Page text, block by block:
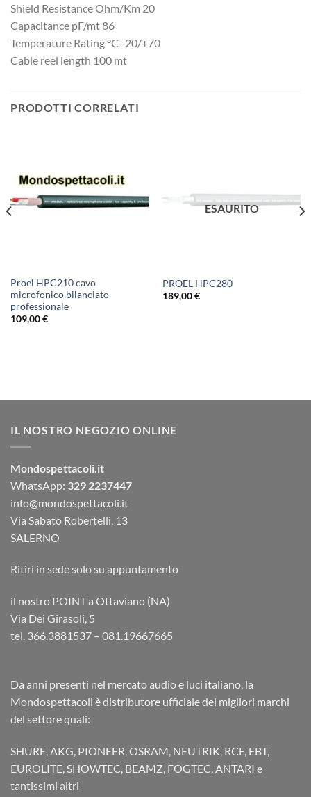
Shield Resistance Ohm/Km 20
Capacitance pF/mt 86
Temperature Rating °C -20/+70
Cable reel length 100 mt
PRODOTTI CORRELATI
Proel HPC210 cavo
microfonico bilanciato
professionale
109,00€
ESAURITO
PROEL HPC280
189,00€
IL NOSTRO NEGOZIO ONLINE
Mondospettacoli.it
WhatsApp: 329 2237447
info@mondospettacoli.it
Via Sabato Robertelli, 13
SALERNO
Ritiri in sede solo su appuntamento
il nostro POINT a Ottaviano (NA)
Via Dei Girasoli, 5
tel. 366.3881537 – 081.19667665
Da anni presenti nel mercato audio e luci italiano, la
Mondospettacoli è distributore ufficiale dei migliori marchi
del settore quali:
SHURE, AKG, PIONEER, OSRAM, NEUTRIK, RCF, FBT,
EUROLITE, SHOWTEC, BEAMZ, FOGTEC, ANTARI e
tantissimi altri